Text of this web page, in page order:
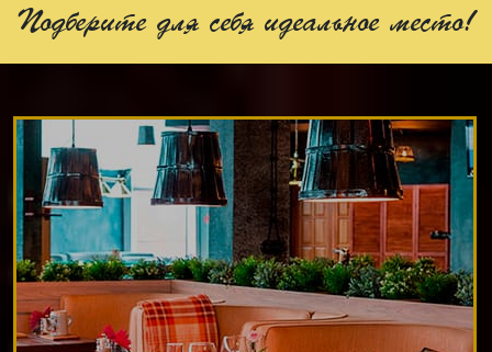
Подберите для себя идеальное место!